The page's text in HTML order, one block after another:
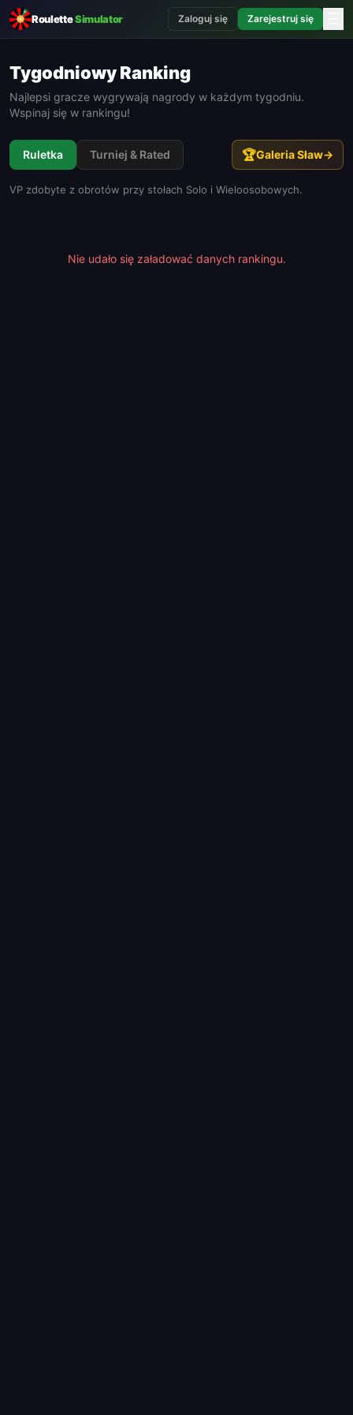
RouletteSimulator Zaloguj się Zarejestruj się
Tygodniowy Ranking
Najlepsi gracze wygrywają nagrody w każdym tygodniu.
Wspinaj się w rankingu!
Ruletka Turniej & Rated 🏆Galeria Sław→
VP zdobyte z obrotów przy stołach Solo i Wieloosobowych.
Nie udało się załadować danych rankingu.